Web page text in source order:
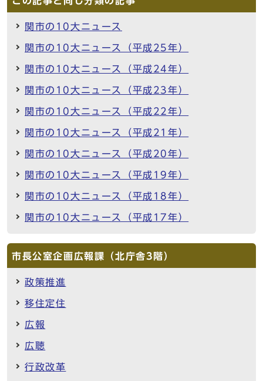
関市の10大ニュース
関市の10大ニュース（平成25年）
関市の10大ニュース（平成24年）
関市の10大ニュース（平成23年）
関市の10大ニュース（平成22年）
関市の10大ニュース（平成21年）
関市の10大ニュース（平成20年）
関市の10大ニュース（平成19年）
関市の10大ニュース（平成18年）
関市の10大ニュース（平成17年）
市長公室企画広報課（北庁舎3階）
政策推進
移住定住
広報
広聴
行政改革